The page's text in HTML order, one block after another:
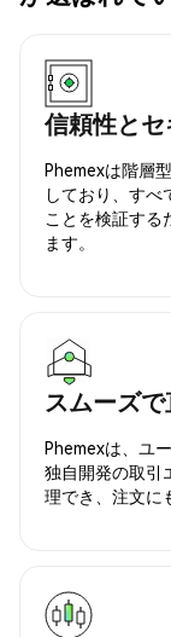
信頼性と
Phemexは階層
しており、すべ
ことを検証する
ます。
スムーズ
Phemexは、ユ
独自開発の取引
理でき、注文に